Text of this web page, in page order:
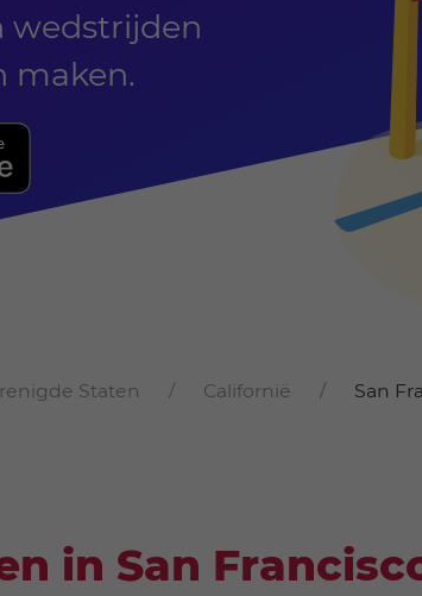
wedstrijden
maken.
Staten Californië San
in San